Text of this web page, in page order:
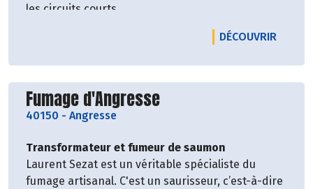
les circuits courts.
DÉCOUVRIR
Découvrir le producteur
Fumage d'Angresse
40150 - Angresse
Transformateur et fumeur de saumon
Laurent Sezat est un véritable spécialiste du
fumage artisanal. C'est un saurisseur, c’est-à-dire